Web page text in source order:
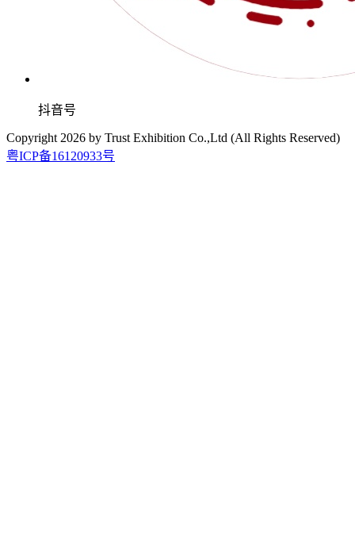
抖音号
Copyright 2026 by Trust Exhibition Co.,Ltd (All Rights Reserved)
粤ICP备16120933号